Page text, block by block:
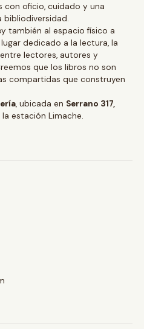
con oficio, cuidado y una
también al espacio físico a
lugar dedicado a la lectura, la
lectores, autores y
que los libros no son
compartidas que construyen
, ubicada en Serrano 317,
estación Limache.